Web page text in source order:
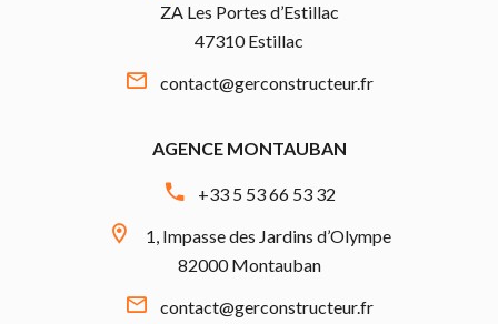
ZA Les Portes d’Estillac
47310 Estillac
contact@gerconstructeur.fr
AGENCE MONTAUBAN
+33 5 53 66 53 32
1, Impasse des Jardins d’Olympe
82000 Montauban
contact@gerconstructeur.fr